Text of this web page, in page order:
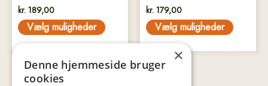
kr. 189,00
Vælg muligheder
kr. 179,00
Vælg muligheder
×
Denne hjemmeside bruger
cookies